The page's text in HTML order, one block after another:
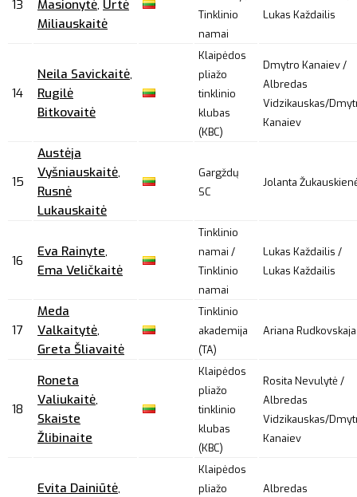
13
Masionytė, Urtė
Miliauskaitė
Tinklinio
namai
Lukas Každailis
14
Neila Savickaitė,
Rugilė
Bitkovaitė
Klaipėdos
pliažo
tinklinio
klubas
(KBC)
Dmytro Kanaiev /
Albredas
Vidzikauskas/
Kanaiev
15
Austėja
Vyšniauskaitė,
Rusnė
Lukauskaitė
Gargždų
SC
Jolanta
16
Eva Rainyte,
Ema Veličkaitė
Tinklinio
namai /
Tinklinio
namai
Lukas Každailis /
Lukas Každailis
17
Meda
Valkaitytė,
Greta Šliavaitė
Tinklinio
akademija
(TA)
Ariana Rudkovskaja
18
Roneta
Valiukaitė,
Skaiste
Žlibinaite
Klaipėdos
pliažo
tinklinio
klubas
(KBC)
Rosita Nevulytė /
Albredas
Vidzikauskas/
Kanaiev
Evita Dainiūtė,
Klaipėdos
pliažo
Albredas